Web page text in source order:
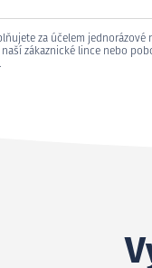
za účelem
zákaznické lince nebo
.